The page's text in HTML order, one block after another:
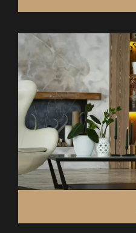
نصرمن هنا.
فيسبوكأوإنستجرامأو